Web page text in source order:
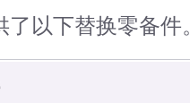
了以下替换零备